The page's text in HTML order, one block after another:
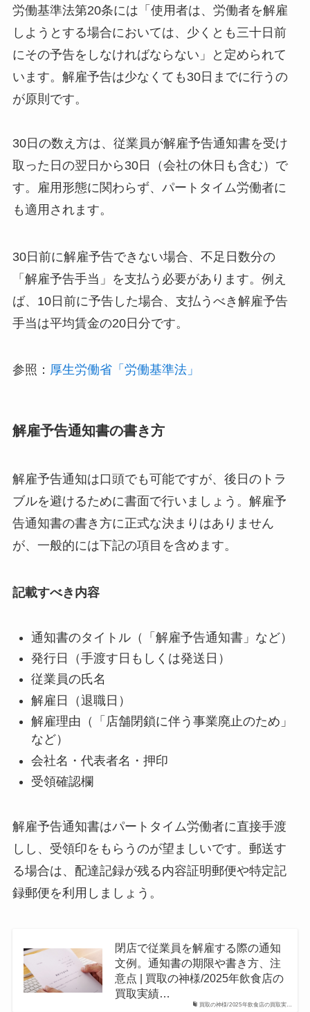
労働基準法第20条には「使用者は、労働者を解雇
しようとする場合においては、少くとも三十日前
にその予告をしなければならない」と定められて
います。解雇予告は少なくても30日までに行うの
が原則です。
30日の数え方は、従業員が解雇予告通知書を受け
取った日の翌日から30日（会社の休日も含む）で
す。雇用形態に関わらず、パートタイム労働者に
も適用されます。
30日前に解雇予告できない場合、不足日数分の
「解雇予告手当」を支払う必要があります。例え
ば、10日前に予告した場合、支払うべき解雇予告
手当は平均賃金の20日分です。
参照： 厚生労働省「労働基準法」
解雇予告通知書の書き方
解雇予告通知は口頭でも可能ですが、後日のトラ
ブルを避けるために書面で行いましょう。解雇予
告通知書の書き方に正式な決まりはありません
が、一般的には下記の項目を含めます。
記載すべき内容
通知書のタイトル（「解雇予告通知書」など）
発行日（手渡す日もしくは発送日）
従業員の氏名
解雇日（退職日）
解雇理由（「店舗閉鎖に伴う事業廃止のため」
など）
会社名・代表者名・押印
受領確認欄
解雇予告通知書はパートタイム労働者に直接手渡
しし、受領印をもらうのが望ましいです。郵送す
る場合は、配達記録が残る内容証明郵便や特定記
録郵便を利用しましょう。
買取の神様/2025年飲食店の買取実…
閉店で従業員を解雇する際の通知
文例。通知書の期限や書き方、注
意点 | 買取の神様/2025年飲食店の
買取実績…